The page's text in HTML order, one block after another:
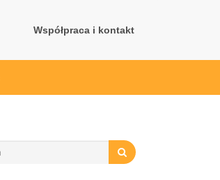
Współpraca i kontakt